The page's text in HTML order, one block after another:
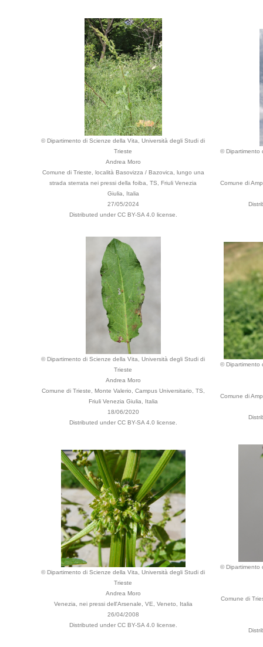
© Dipartimento di Scienze della Vita, Università degli Studi di
Trieste
Andrea Moro
Comune di Trieste, località Basovizza / Bazovica, lungo una
strada sterrata nei pressi della foiba, TS, Friuli Venezia
Giulia, Italia
27/05/2024
Distributed under CC BY-SA 4.0 license.
© Dipartimento
Comune di
© Dipartimento di Scienze della Vita, Università degli Studi di
Trieste
Andrea Moro
Comune di Trieste, Monte Valerio, Campus Universitario, TS,
Friuli Venezia Giulia, Italia
18/06/2020
Distributed under CC BY-SA 4.0 license.
© Dipartimento
Comune di
© Dipartimento di Scienze della Vita, Università degli Studi di
Trieste
Andrea Moro
Venezia, nei pressi dell'Arsenale, VE, Veneto, Italia
26/04/2008
Distributed under CC BY-SA 4.0 license.
© Dipartimento
Comune di